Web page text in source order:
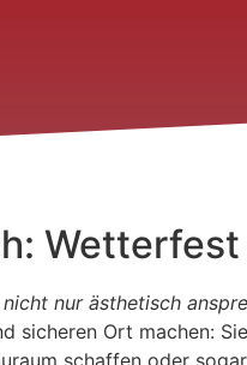
nur ästhetisch
sicheren Ort machen: